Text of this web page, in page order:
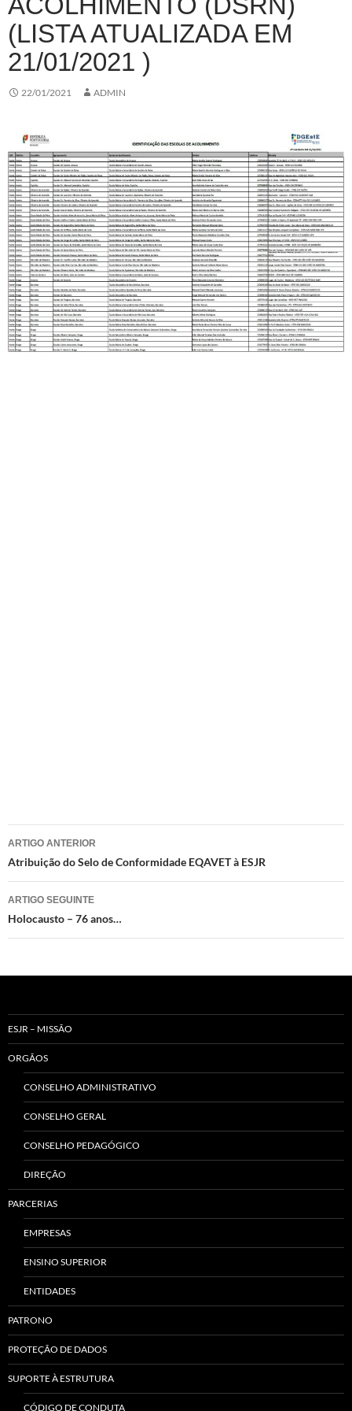
(LISTA ATUALIZADA EM
21/01/2021 )
22/01/2021 ADMIN
Navegação
de
artigos
ARTIGO ANTERIOR
Atribuição do Selo de Conformidade EQAVET à ESJR
ARTIGO SEGUINTE
Holocausto – 76 anos…
ESJR – MISSÃO
ORGÃOS
CONSELHO ADMINISTRATIVO
CONSELHO GERAL
CONSELHO PEDAGÓGICO
DIREÇÃO
PARCERIAS
EMPRESAS
ENSINO SUPERIOR
ENTIDADES
PATRONO
PROTEÇÃO DE DADOS
SUPORTE À ESTRUTURA
CÓDIGO DE CONDUTA